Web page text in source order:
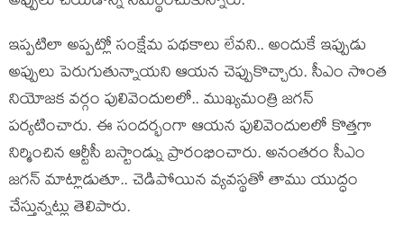
ఇప్పటిలా అప్ప‌ట్లో సంక్షేమ పథకాలు లేవ‌ని.. అందుకే ఇప్పుడు
అప్పులు పెరుగుతున్నాయ‌ని ఆయ‌న చెప్పుకొచ్చారు. సీఎం సొంత
నియోజక వర్గం పులివెందులలో.. ముఖ్యమంత్రి జగన్‌
పర్యటించారు. ఈ సంద‌ర్భంగా ఆయ‌న పులివెందులలో కొత్త‌గా
నిర్మించిన‌ ఆర్టీసీ బస్టాండ్ను ప్రారంభించారు. అనంత‌రం సీఎం
జ‌గ‌న్ మాట్లాడుతూ.. చెడిపోయిన వ్యవస్థతో తాము యుద్ధం
చేస్తున్నట్లు తెలిపారు.